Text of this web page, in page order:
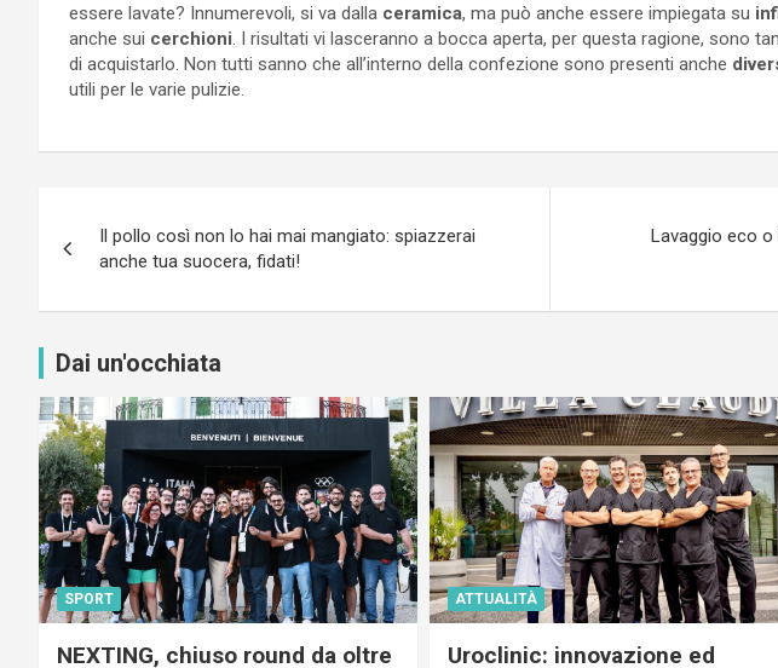
essere lavate? Innumerevoli, si va dalla ceramica, ma può anche essere impiegata su
anche sui cerchioni . I risultati vi lasceranno a bocca aperta, per questa ragione, sono
di acquistarlo. Non tutti sanno che all’interno della confezione sono presenti anche
utili per le varie pulizie.
articoli
Il pollo così non lo hai mai mangiato: spiazzerai
anche tua suocera, fidati!
Lavaggio eco o
Dai un'occhiata
SPORT
NEXTING, chiuso round da oltre
ATTUALITÀ
Uroclinic: innovazione ed